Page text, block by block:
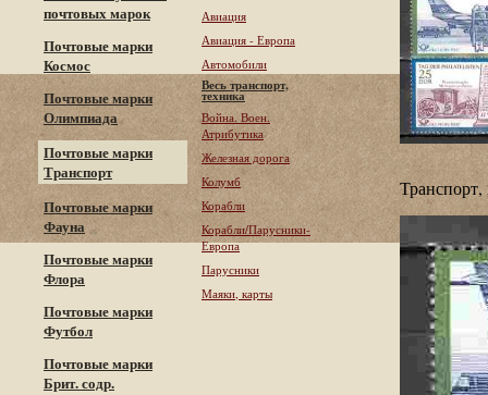
почтовых марок
Почтовые марки
Космос
Почтовые марки
Олимпиада
Почтовые марки
Транспорт
Почтовые марки
Фауна
Почтовые марки
Флора
Почтовые марки
Футбол
Почтовые марки
Брит. содр.
Авиация
Авиация - Европа
Автомобили
Весь транспорт,
техника
Война. Воен.
Атрибутика
Железная дорога
Колумб
Корабли
Корабли/Парусники-
Европа
Парусники
Маяки, карты